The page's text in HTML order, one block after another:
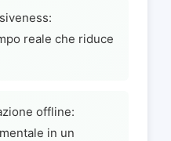
reale che riduce
offline:
in un